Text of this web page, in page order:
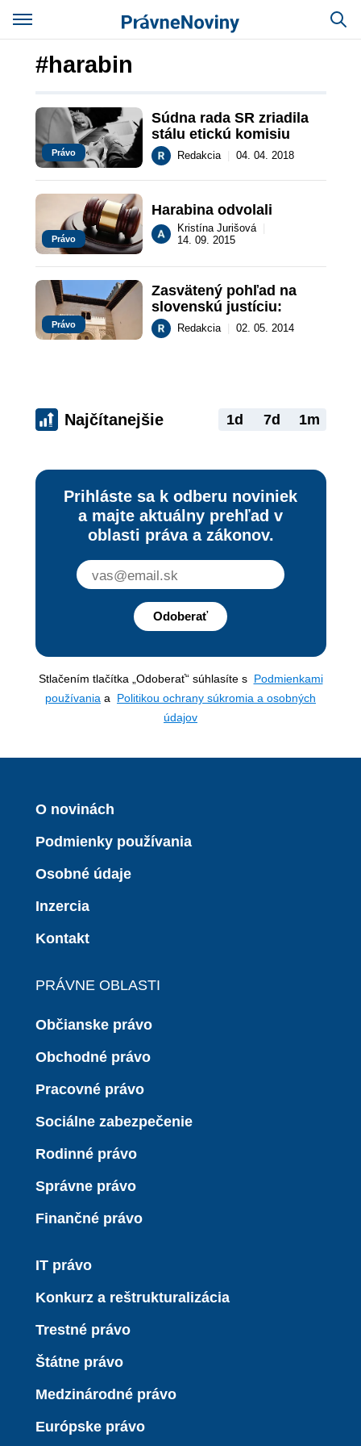
#harabin
Právo
Súdna rada SR zriadila
stálu etickú komisiu
Redakcia 04. 04. 2018
Právo
Harabina odvolali
Kristína Jurišová
14. 09. 2015
Právo
Zasvätený pohľad na
slovenskú justíciu:
Redakcia 02. 05. 2014
Najčítanejšie 1d 7d 1m
Prihláste sa k odberu noviniek
a majte aktuálny prehľad v
oblasti práva a zákonov.
Odoberať
Stlačením tlačítka „Odoberať“ súhlasíte s Podmienkami
používania a Politikou ochrany súkromia a osobných
údajov
O novinách
Podmienky používania
Osobné údaje
Inzercia
Kontakt
PRÁVNE OBLASTI
Občianske právo
Obchodné právo
Pracovné právo
Sociálne zabezpečenie
Rodinné právo
Správne právo
Finančné právo
IT právo
Konkurz a reštrukturalizácia
Trestné právo
Štátne právo
Medzinárodné právo
Európske právo